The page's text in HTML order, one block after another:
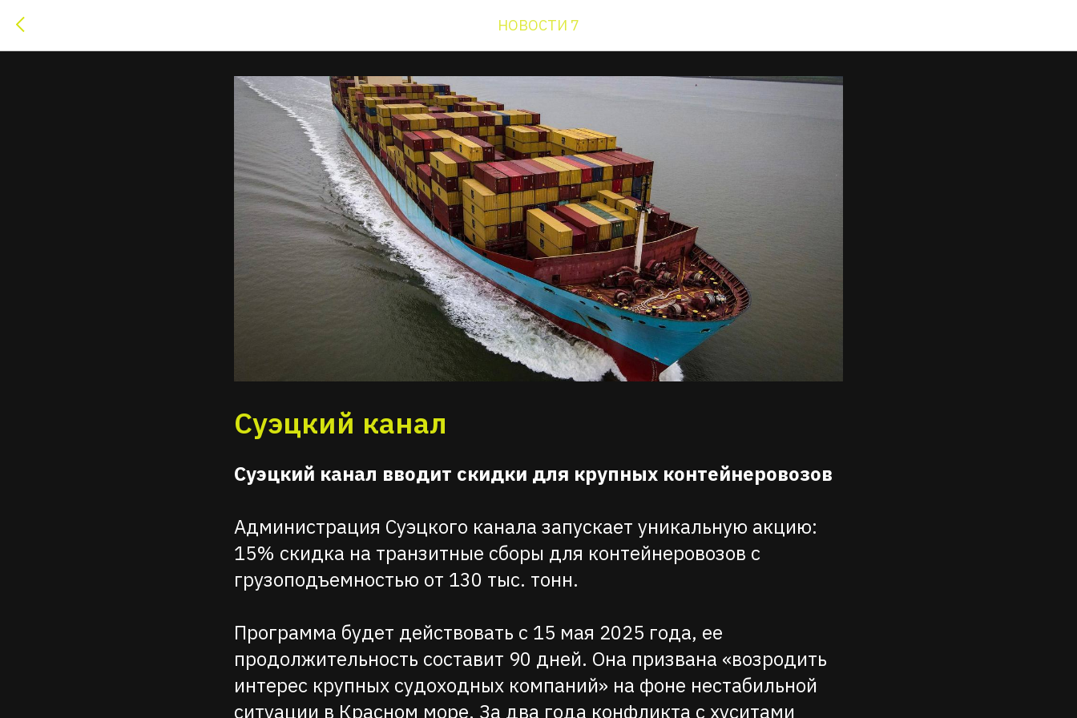
НОВОСТИ 7
Суэцкий канал
Суэцкий канал вводит скидки для крупных контейнеровозов
Администрация Суэцкого канала запускает уникальную акцию:
15% скидка на транзитные сборы для контейнеровозов с
грузоподъемностью от 130 тыс. тонн.
Программа будет действовать с 15 мая 2025 года, ее
продолжительность составит 90 дней. Она призвана «возродить
интерес крупных судоходных компаний» на фоне нестабильной
ситуации в Красном море. За два года конфликта с хуситами